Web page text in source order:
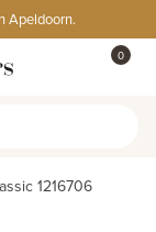
Apeldoorn.
0
1216706